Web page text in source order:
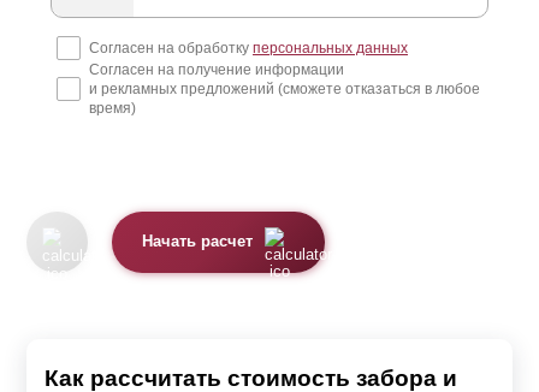
Согласен на обработку персональных данных
Согласен на получение информации
и рекламных предложений (сможете отказаться в любое
время)
Начать расчет
Как рассчитать стоимость забора и